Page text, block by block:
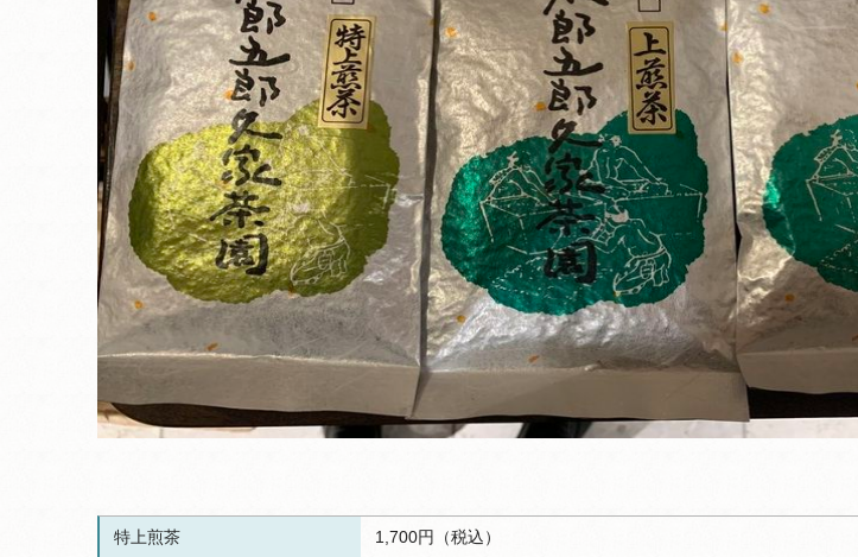
特上煎茶 1,700円（税込）